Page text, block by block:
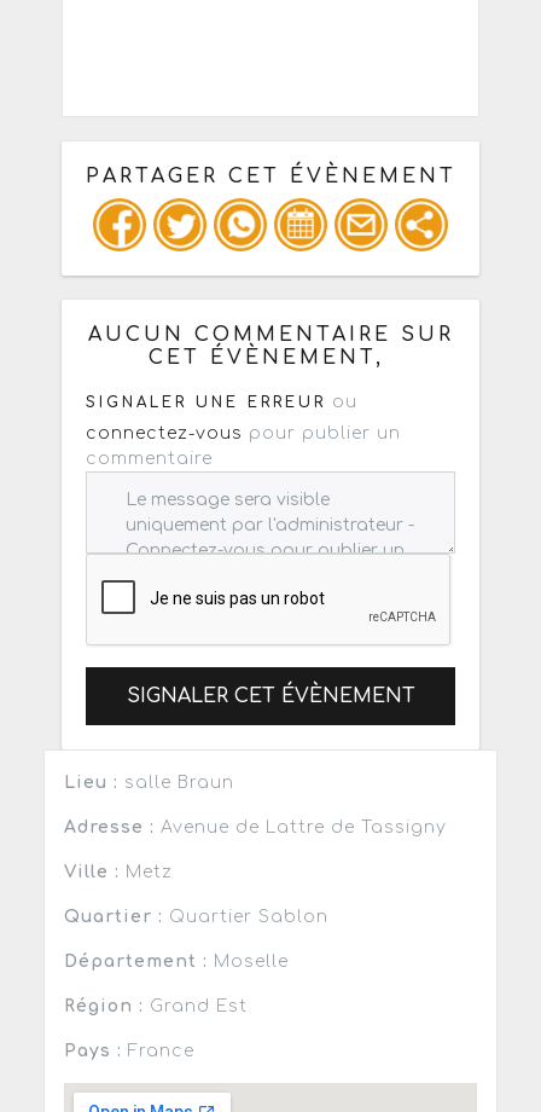
PARTAGER CET ÉVÈNEMENT
Copiez les infos ci-dessous pour un
: mail / forum / réseau social
AUCUN COMMENTAIRE SUR
CET ÉVÈNEMENT,
SIGNALER UNE ERREUR
ou
connectez-vous pour publier un
commentaire
SIGNALER CET ÉVÈNEMENT
Lieu : salle Braun
Adresse : Avenue de Lattre de Tassigny
Ville : Metz
Quartier : Quartier Sablon
Département : Moselle
Région : Grand Est
Pays : France